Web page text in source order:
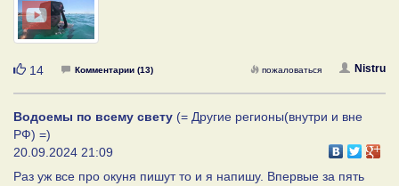
Нравится
14 Комментарии (13) Nistru
пожаловаться
Водоемы по всему свету (= Другие регионы(внутри и вне
РФ) =)
20.09.2024 21:09
Раз уж все про окуня пишут то и я напишу. Впервые за пять